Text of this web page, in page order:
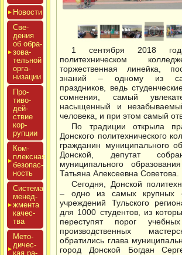
Новос­ти
Све­
дения
об об­ра­
зова­
тель­ной
ор­га­
низа­ции
Про­
тиво­
дей­
ствие
кор­
рупции
Ком­
плексная
бе­зопас­
ность
Сис­те­ма
ме­нед­
жмен­та
ка­чес­
тва
Мето­
дичес­
кая ра­
1 сентября 2018
политехническом
торжественная линейка,
знаний – одному из
праздников, ведь
сомнения, самый
насыщенный и
человека, и при этом самый
По традиции открыла
Донского политехнического
гражданин муниципального
Донской, депутат
муниципального
Татьяна Алексеевна Советова.
Сегодня, Донской
– одно из самых крупных
учреждений Тульского
для 1000 студентов, из
переступят порог
производственных
обратились глава
город Донской Богдан